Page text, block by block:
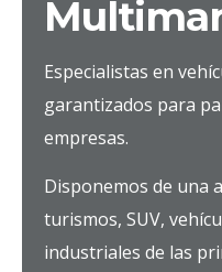
Especialistas en
garantizados para
empresas.
Disponemos de una
turismos, SUV,
industriales de las